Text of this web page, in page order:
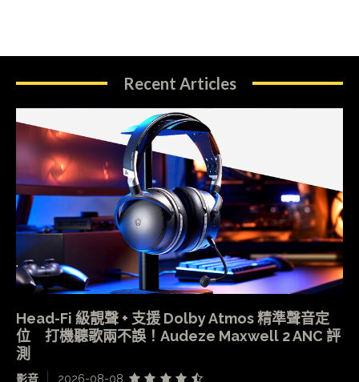
Recent Articles
Head-Fi 級靚聲 + 支援 Dolby Atmos 精準聲音定
位 打機聽歌兩不誤！Audeze Maxwell 2 ANC 評
測
影音 2026-08-08